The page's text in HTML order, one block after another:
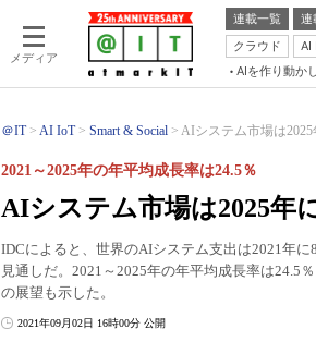
メディア
連載一覧 連
クラウド
AI
AIを作り動か
＠IT AI IoT Smart & Social AIシステム市場は
AIシステム市場は2025年
2021～2025年の年平均成長率は24.5％
IDCによると、世界のAIシステム支出は2021年
見通しだ。2021～2025年の年平均成長率は24.5
の展望も示した。
2021年09月02日 16時00分 公開